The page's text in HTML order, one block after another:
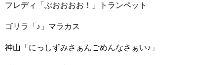
フレディ「ぶおおおお！」トランペット
ゴリラ「♪」マラカス
神山「にっしずみさぁんごめんなさぁい♪」